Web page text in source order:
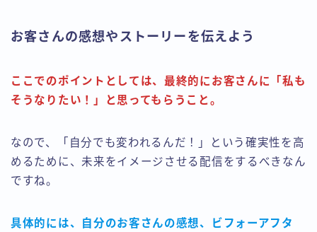
お客さんの感想やストーリーを伝えよう
ここでのポイントとしては、最終的にお客さんに「私も
そうなりたい！」と思ってもらうこと。
なので、「自分でも変われるんだ！」という確実性を高
めるために、未来をイメージさせる配信をするべきなん
ですね。
具体的には、自分のお客さんの感想、ビフォーアフタ